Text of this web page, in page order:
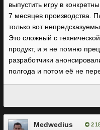
выпустить игру в
7 месяцев производства.
только вот
Это сложный с
продукт, и я не помню
разработчики
полгода и потом её не
Medwedius 2